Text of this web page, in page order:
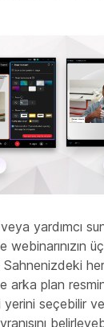
yardımcı
arka plan
seçebilir